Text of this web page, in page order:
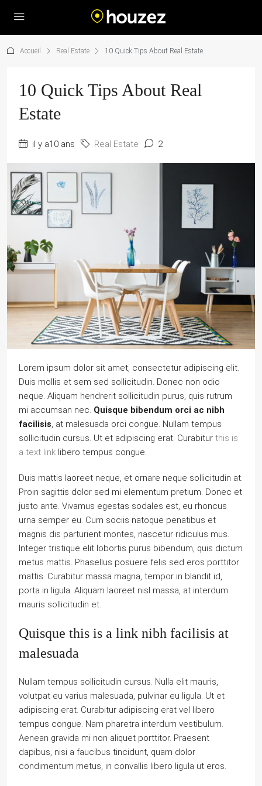
Accueil Real Estate 10 Quick Tips About Real Estate
10 Quick Tips About Real
Estate
il y a10 ans Real Estate 2
Lorem ipsum dolor sit amet, consectetur adipiscing elit.
Duis mollis et sem sed sollicitudin. Donec non odio
neque. Aliquam hendrerit sollicitudin purus, quis rutrum
mi accumsan nec. Quisque bibendum orci ac nibh
facilisis, at malesuada orci congue. Nullam tempus
sollicitudin cursus. Ut et adipiscing erat. Curabitur this is
a text link libero tempus congue.
Duis mattis laoreet neque, et ornare neque sollicitudin at.
Proin sagittis dolor sed mi elementum pretium. Donec et
justo ante. Vivamus egestas sodales est, eu rhoncus
urna semper eu. Cum sociis natoque penatibus et
magnis dis parturient montes, nascetur ridiculus mus.
Integer tristique elit lobortis purus bibendum, quis dictum
metus mattis. Phasellus posuere felis sed eros porttitor
mattis. Curabitur massa magna, tempor in blandit id,
porta in ligula. Aliquam laoreet nisl massa, at interdum
mauris sollicitudin et.
Quisque this is a link nibh facilisis at
malesuada
Nullam tempus sollicitudin cursus. Nulla elit mauris,
volutpat eu varius malesuada, pulvinar eu ligula. Ut et
adipiscing erat. Curabitur adipiscing erat vel libero
tempus congue. Nam pharetra interdum vestibulum.
Aenean gravida mi non aliquet porttitor. Praesent
dapibus, nisi a faucibus tincidunt, quam dolor
condimentum metus, in convallis libero ligula ut eros.